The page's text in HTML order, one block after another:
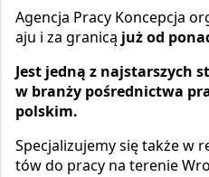
Agencja Pracy Koncepcja
aju i za granicą już od
Jest jedną z najstarszych
w branży pośrednictwa
polskim.
Specjalizujemy się także w
tów do pracy na terenie